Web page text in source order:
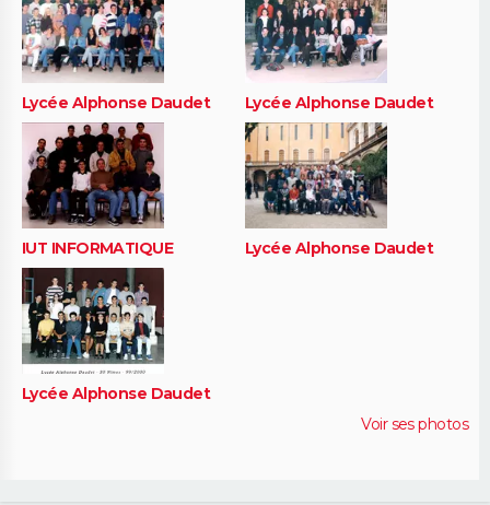
Lycée Alphonse Daudet Lycée Alphonse Daudet
IUT INFORMATIQUE Lycée Alphonse Daudet
Lycée Alphonse Daudet
Voir ses photos